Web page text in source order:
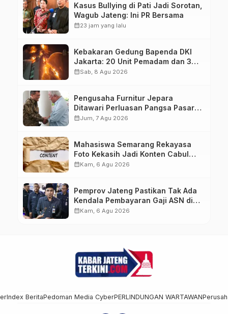
Kasus Bullying di Pati Jadi Sorotan,
Wagub Jateng: Ini PR Bersama
calendar_month23 jam yang lalu
Kebakaran Gedung Bapenda DKI
Jakarta: 20 Unit Pemadam dan 3
Bronto Skylift Dikerahkan, Angin
calendar_monthSab, 8 Agu 2026
Pengusaha Furnitur Jepara
Ditawari Perluasan Pangsa Pasar
Hingga ke IKN
calendar_monthJum, 7 Agu 2026
Mahasiswa Semarang Rekayasa
Foto Kekasih Jadi Konten Cabul
karena Sakit Hati
calendar_monthKam, 6 Agu 2026
Pemprov Jateng Pastikan Tak Ada
Kendala Pembayaran Gaji ASN di
Tengah Pemangkasan Transfer ke
calendar_monthKam, 6 Agu 2026
Index BeritaPedoman Media CyberPERLINDUNGAN WARTAWAN